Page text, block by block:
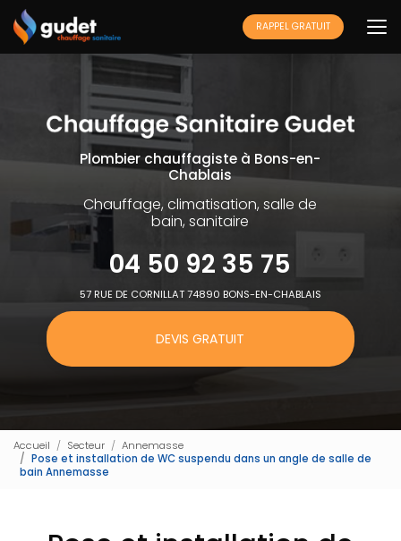
Aller
au
contenu
principal
RAPPEL GRATUIT
Plombier chauffagiste à Bons-en-
Chablais
Chauffage, climatisation, salle de
bain, sanitaire
04 50 92 35 75
57 RUE DE CORNILLAT 74890 BONS-EN-CHABLAIS
DEVIS GRATUIT
Accueil Secteur
Annemasse
Pose et installation de WC suspendu dans un angle de salle de
bain Annemasse